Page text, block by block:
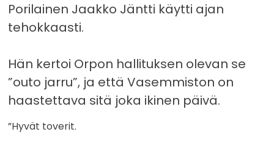
Porilainen Jaakko Jäntti käytti ajan
tehokkaasti.
Hän kertoi Orpon hallituksen olevan se
”outo jarru”, ja että Vasemmiston on
haastettava sitä joka ikinen päivä.
”Hyvät toverit.